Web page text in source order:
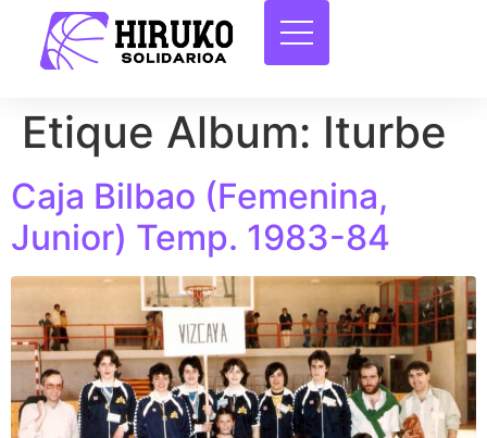
Etique Album: Iturbe
Caja Bilbao (Femenina,
Junior) Temp. 1983-84